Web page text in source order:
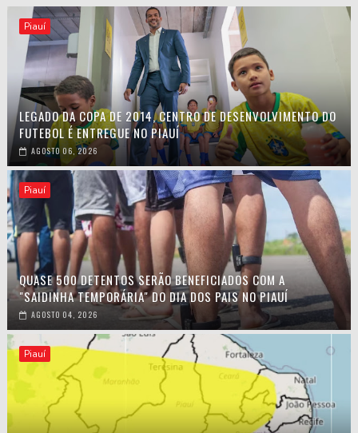
Piauí
LEGADO DA COPA DE 2014, CENTRO DE DESENVOLVIMENTO DO
FUTEBOL É ENTREGUE NO PIAUÍ
AGOSTO 06, 2026
Piauí
QUASE 500 DETENTOS SERÃO BENEFICIADOS COM A
"SAIDINHA TEMPORÁRIA" DO DIA DOS PAIS NO PIAUÍ
AGOSTO 04, 2026
Piauí